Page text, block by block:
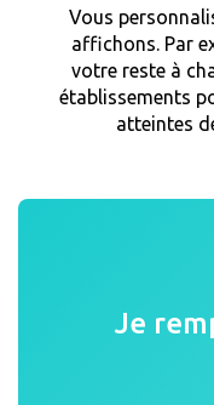
Vous
affichons. Par
votre reste à
établissements
atteintes
Je